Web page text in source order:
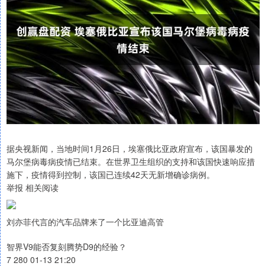
据央视新闻，当地时间1月26日，埃塞俄比亚政府宣布，该国暴发的
马尔堡病毒病疫情已结束。在世界卫生组织的支持和该国快速响应措
施下，疫情得到控制，该国已连续42天无新增确诊病例。
举报 相关阅读
刘亦菲代言的汽车品牌来了一个比亚迪高管
智界V9能否复刻腾势D9的经验？
7 280 01-13 21:20